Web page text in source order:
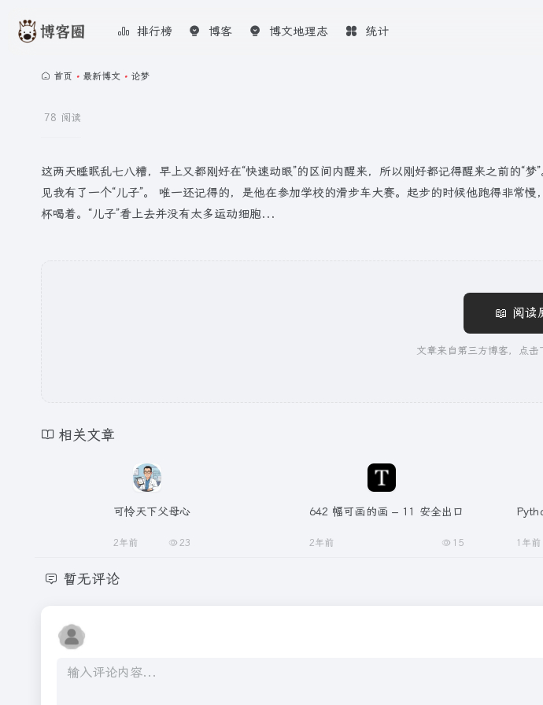
排行榜 博客 博文地理志 统计
首页 • 最新博文 • 论梦
78 阅读
这两天睡眠乱七八糟，早上又都刚好在“快速动眼”的区间内醒来，所以刚好都记得醒来之前的“
见我有了一个“儿子”。 唯一还记得的，是他在参加学校的滑步车大赛。起步的时候他跑得非常
杯喝着。“儿子”看上去并没有太多运动细胞...
📖 阅读
文章来自第三方博客，点
相关文章
可怜天下父母心
2年前 23
642 幅可画的画 – 11 安全出口
2年前 15 1年前
暂无评论